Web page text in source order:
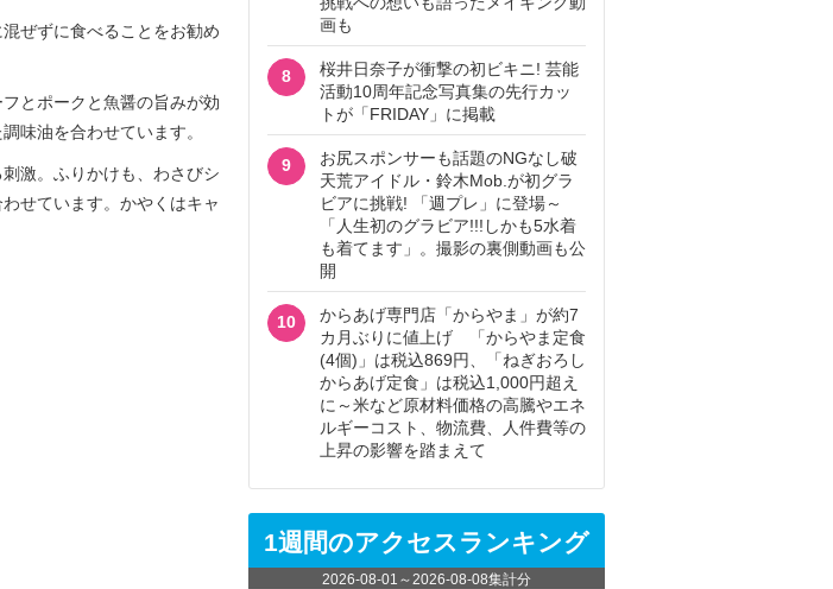
ぜずに食べることをお勧め
とポークと魚醤の旨みが効
味油を合わせています。
激。ふりかけも、わさびシ
せています。かやくはキャ
画も
8
桜井日奈子が衝撃の初ビキニ! 芸能
活動10周年記念写真集の先行カッ
トが「FRIDAY」に掲載
9
お尻スポンサーも話題のNGなし破
天荒アイドル・鈴木Mob.が初グラ
ビアに挑戦! 「週プレ」に登場～
「人生初のグラビア!!!しかも5水着
も着てます」。撮影の裏側動画も公
開
10
からあげ専門店「からやま」が約7
カ月ぶりに値上げ 「からやま定食
(4個)」は税込869円、「ねぎおろし
からあげ定食」は税込1,000円超え
に～米など原材料価格の高騰やエネ
ルギーコスト、物流費、人件費等の
上昇の影響を踏まえて
1週間のアクセスランキング
2026-08-01 ～2026-08-08集計分